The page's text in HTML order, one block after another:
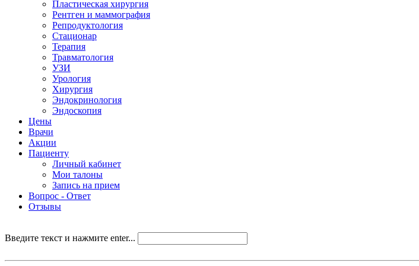
Пластическая хирургия
Рентген и маммография
Репродуктология
Стационар
Терапия
Травматология
УЗИ
Урология
Хирургия
Эндокринология
Эндоскопия
Цены
Врачи
Акции
Пациенту
Личный кабинет
Мои талоны
Запись на прием
Вопрос - Ответ
Отзывы
Введите текст и нажмите enter...